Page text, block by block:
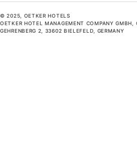
© 2025, OETKER HOTELS
OETKER HOTEL MANAGEMENT COMPANY GMBH,
GEHRENBERG 2, 33602 BIELEFELD, GERMANY